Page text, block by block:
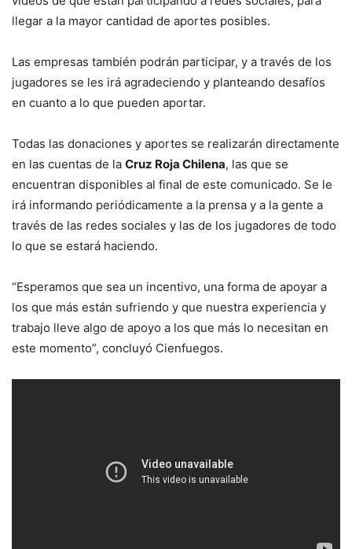
llegar a la mayor cantidad de aportes posibles.
Las empresas también podrán participar, y a través de los
jugadores se les irá agradeciendo y planteando desafíos
en cuanto a lo que pueden aportar.
Todas las donaciones y aportes se realizarán directamente
en las cuentas de la Cruz Roja Chilena, las que se
encuentran disponibles al final de este comunicado. Se le
irá informando periódicamente a la prensa y a la gente a
través de las redes sociales y las de los jugadores de todo
lo que se estará haciendo.
“Esperamos que sea un incentivo, una forma de apoyar a
los que más están sufriendo y que nuestra experiencia y
trabajo lleve algo de apoyo a los que más lo necesitan en
este momento”, concluyó Cienfuegos.